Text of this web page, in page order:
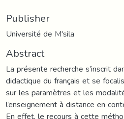
Publisher
Université de M'sila
Abstract
La présente recherche s’inscrit
didactique du français et se
sur les paramètres et les
l’enseignement à distance en